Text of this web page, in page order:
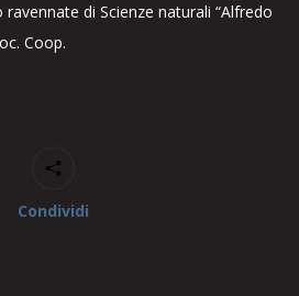
di Scienze naturali “Alfredo
Coop.
Condividi